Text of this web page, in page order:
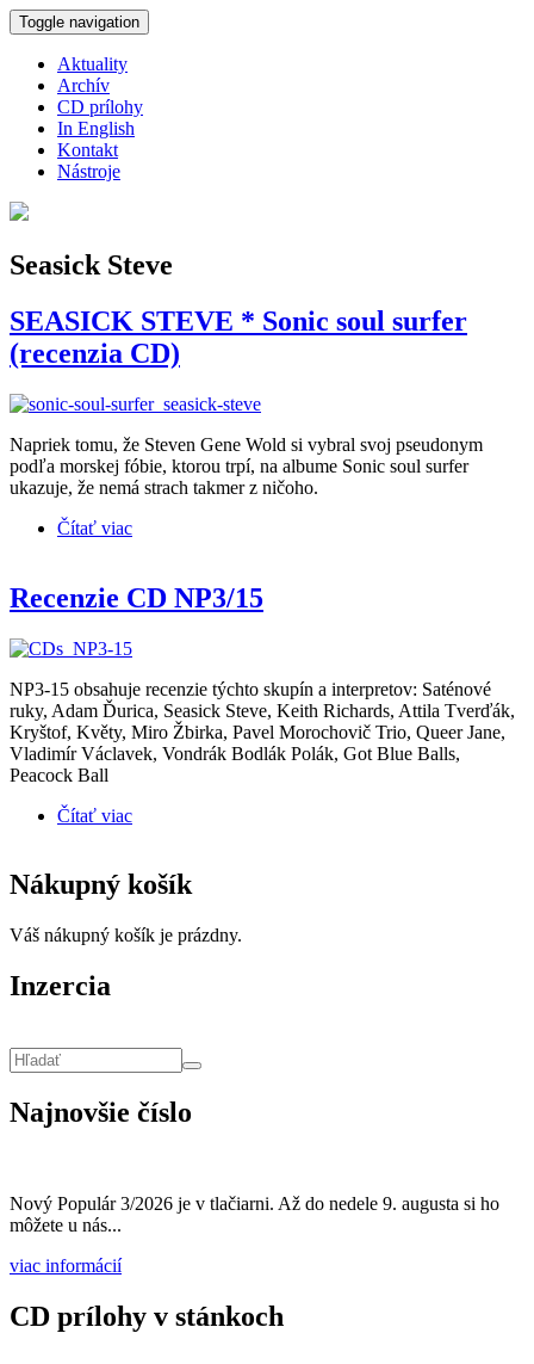
Skočiť na hlavný obsah
Toggle navigation
Aktuality
Archív
CD prílohy
In English
Kontakt
Nástroje
Seasick Steve
SEASICK STEVE * Sonic soul surfer
(recenzia CD)
Napriek tomu, že Steven Gene Wold si vybral svoj pseudonym
podľa morskej fóbie, ktorou trpí, na albume Sonic soul surfer
ukazuje, že nemá strach takmer z ničoho.
Čítať viac
Recenzie CD NP3/15
NP3-15 obsahuje recenzie týchto skupín a interpretov: Saténové
ruky, Adam Ďurica, Seasick Steve, Keith Richards, Attila Tverďák,
Kryštof, Květy, Miro Žbirka, Pavel Morochovič Trio, Queer Jane,
Vladimír Václavek, Vondrák Bodlák Polák, Got Blue Balls,
Peacock Ball
Čítať viac
Nákupný košík
Váš nákupný košík je prázdny.
Inzercia
Najnovšie číslo
Nový Populár 3/2026 je v tlačiarni. Až do nedele 9. augusta si ho
môžete u nás...
viac informácií
CD prílohy v stánkoch